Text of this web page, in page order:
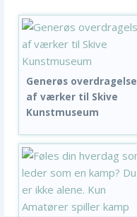
Generøs overdragelse
af værker til Skive
Kunstmuseum